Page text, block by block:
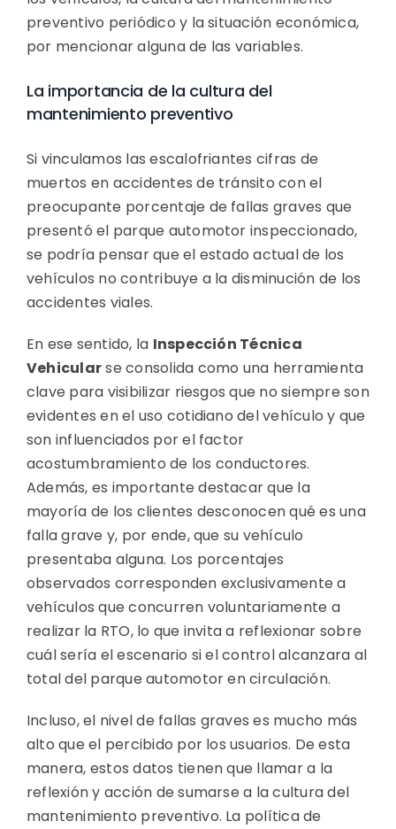
preventivo periódico y la situación económica,
por mencionar alguna de las variables.
La importancia de la cultura del
mantenimiento preventivo
Si vinculamos las escalofriantes cifras de
muertos en accidentes de tránsito con el
preocupante porcentaje de fallas graves que
presentó el parque automotor inspeccionado,
se podría pensar que el estado actual de los
vehículos no contribuye a la disminución de los
accidentes viales.
En ese sentido, la Inspección Técnica
Vehicularse consolida como una herramienta
clave para visibilizar riesgos que no siempre son
evidentes en el uso cotidiano del vehículo y que
son influenciados por el factor
acostumbramiento de los conductores.
Además, es importante destacar que la
mayoría de los clientes desconocen qué es una
falla grave y, por ende, que su vehículo
presentaba alguna. Los porcentajes
observados corresponden exclusivamente a
vehículos que concurren voluntariamente a
realizar la RTO, lo que invita a reflexionar sobre
cuál sería el escenario si el control alcanzara al
total del parque automotor en circulación.
Incluso, el nivel de fallas graves es mucho más
alto que el percibido por los usuarios. De esta
manera, estos datos tienen que llamar a la
reflexión y acción de sumarse a la cultura del
mantenimiento preventivo. La política de